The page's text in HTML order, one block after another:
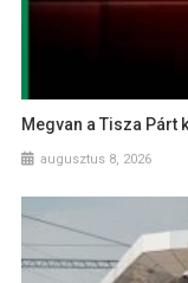
Megvan a Tisza
augusztus 8, 2026